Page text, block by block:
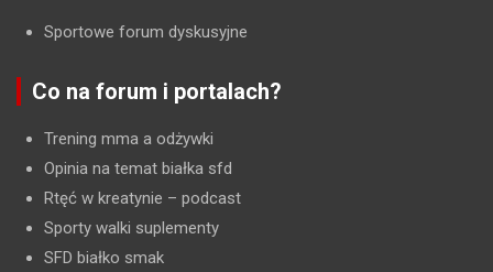
Sportowe forum dyskusyjne
Co na forum i portalach?
Trening mma a odżywki
Opinia na temat białka sfd
Rtęć w kreatynie – podcast
Sporty walki suplementy
SFD białko smak